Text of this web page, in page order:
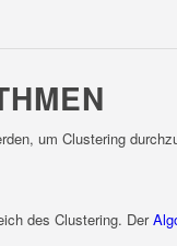
um Clustering
des Clustering. Der